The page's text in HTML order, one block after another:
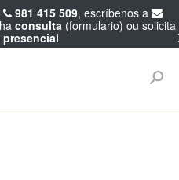
981 415 509, escríbenos a
consulta(formulario) ou solicita